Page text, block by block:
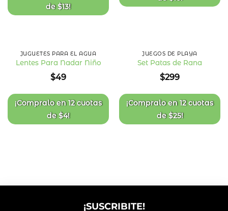
de$13!
de
deseos
JUGUETES PARA EL AGUA
Lentes Para Nadar Niño
$49
¡Compralo en12 cuotas
de$4!
de
deseos
JUEGOS DE PLAYA
Set Patas de Rana
$299
¡Compralo en12 cuotas
de$25!
¡SUSCRIBITE!